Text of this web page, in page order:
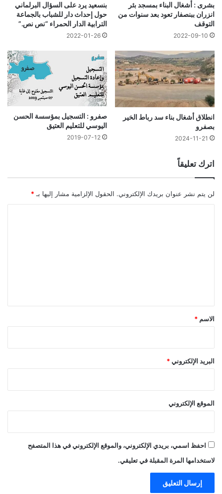
بشرى : أشغال البناء بمسجد بئر
انزران ببنصفار تعود بعد سنوات من
التوقف
2022-09-10
بنسعيد يرد على السؤال البرلماني
حول إحداث دار للشباب بالجماعة
الترابية الدار الحمراء “نص نص.”
2022-01-26
انطلاق أشغال بناء سد رباط الخير
بصفرو
2024-11-21
صفرو : التسجيل بمؤسسة الحسن
اليوسي للتعليم العتيق
2019-07-12
اترك تعليقاً
لن يتم نشر عنوان بريدك الإلكتروني. الحقول الإلزامية مشار إليها بـ *
*
الاسم *
البريد الإلكتروني *
الموقع الإلكتروني
احفظ اسمي، بريدي الإلكتروني، والموقع الإلكتروني في هذا المتصفح
لاستخدامها المرة المقبلة في تعليقي.